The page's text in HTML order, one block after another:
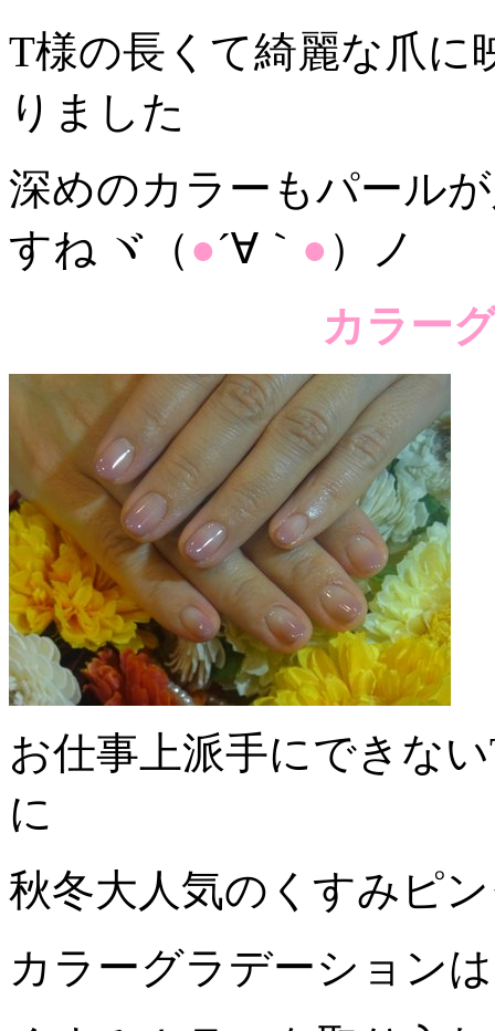
T様の長くて綺麗な爪に
りました
深めのカラーもパール
すね ヾ（ ●´∀｀ ● ）ノ
カラー
お仕事上派手にできな
に
秋冬大人気のくすみピ
カラーグラデーション